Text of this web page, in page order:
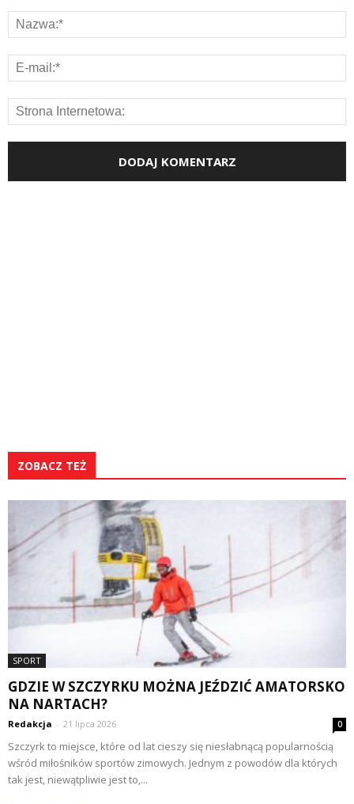
ZOBACZ TEŻ
SPORT
GDZIE W SZCZYRKU MOŻNA JEŹDZIĆ AMATORSKO
NA NARTACH?
Redakcja - 21 lipca 2026 0
Szczyrk to miejsce, które od lat cieszy się niesłabnącą popularnością
wśród miłośników sportów zimowych. Jednym z powodów dla których
tak jest, niewątpliwie jest to,...